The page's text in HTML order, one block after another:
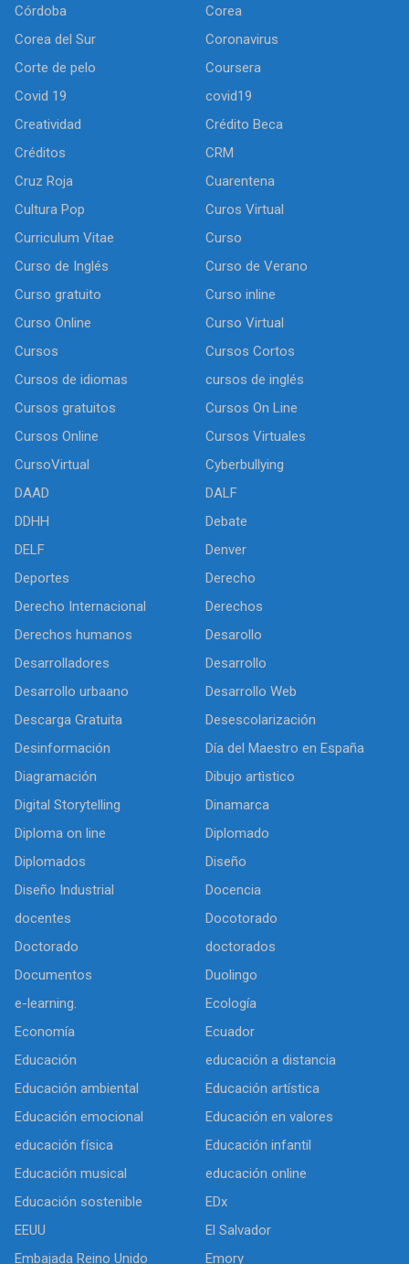
Córdoba
Corea
Corea del Sur
Coronavirus
Corte de pelo
Coursera
Covid 19
covid19
Creatividad
Crédito Beca
Créditos
CRM
Cruz Roja
Cuarentena
Cultura Pop
Curos Virtual
Curriculum Vitae
Curso
Curso de Inglés
Curso de Verano
Curso gratuito
Curso inline
Curso Online
Curso Virtual
Cursos
Cursos Cortos
Cursos de idiomas
cursos de inglés
Cursos gratuitos
Cursos On Line
Cursos Online
Cursos Virtuales
CursoVirtual
Cyberbullying
DAAD
DALF
DDHH
Debate
DELF
Denver
Deportes
Derecho
Derecho Internacional
Derechos
Derechos humanos
Desarollo
Desarrolladores
Desarrollo
Desarrollo urbaano
Desarrollo Web
Descarga Gratuita
Desescolarización
Desinformación
Día del Maestro en España
Diagramación
Dibujo artìstico
Digital Storytelling
Dinamarca
Diploma on line
Diplomado
Diplomados
Diseño
Diseño Industrial
Docencia
docentes
Docotorado
Doctorado
doctorados
Documentos
Duolingo
e-learning.
Ecología
Economía
Ecuador
Educación
educación a distancia
Educación ambiental
Educación artística
Educación emocional
Educación en valores
educación física
Educación infantil
Educación musical
educación online
Educación sostenible
EDx
EEUU
El Salvador
Embajada Reino Unido
Emory